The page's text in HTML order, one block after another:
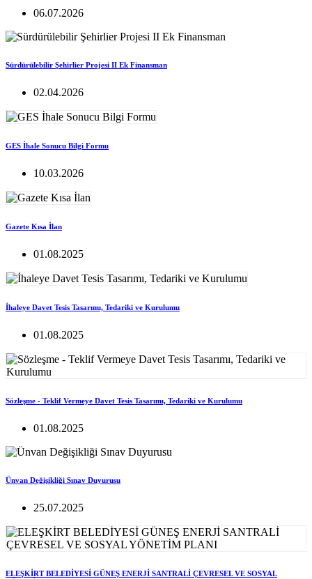
06.07.2026
Sürdürülebilir Şehirlier Projesi II Ek Finansman
02.04.2026
GES İhale Sonucu Bilgi Formu
10.03.2026
Gazete Kısa İlan
01.08.2025
İhaleye Davet Tesis Tasarımı, Tedariki ve Kurulumu
01.08.2025
Sözleşme - Teklif Vermeye Davet Tesis Tasarımı, Tedariki ve Kurulumu
01.08.2025
Ünvan Değişikliği Sınav Duyurusu
25.07.2025
ELEŞKİRT BELEDİYESİ GÜNEŞ ENERJİ SANTRALİ ÇEVRESEL VE SOSYAL